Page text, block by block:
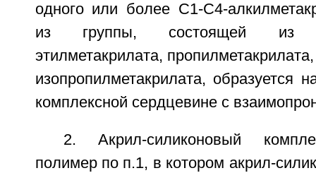
одного или более С1-С4-
из группы, состоящей из
этилметакрилата,
изопропилметакрилата, образуется
комплексной сердцевине с
2. Акрил-силиконовый
полимер по п.1, в котором акрил-